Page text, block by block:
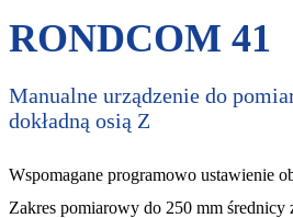
RONDCOM 41
Manualne urządzenie do
dokładną osią Z
Wspomagane programowo ustawienie
Zakres pomiarowy do 250 mm średnicy